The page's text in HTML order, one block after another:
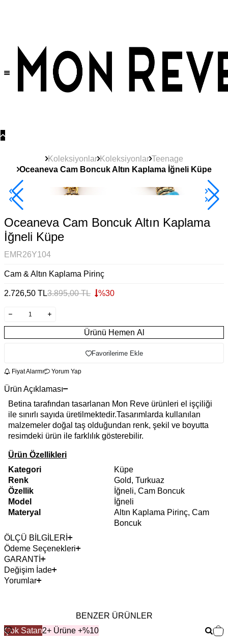
Koleksiyonlar Koleksiyonlar Teenage
Oceaneva Cam Boncuk Altın Kaplama İğneli Küpe
Yeni Ürün
Oceaneva Cam Boncuk Altın Kaplama
İğneli Küpe
EMR26Y104
Cam & Altın Kaplama Pirinç
2.726,50 TL3.895,00TL %30
Ürünü Hemen Al
Favorilerime Ekle
Fiyat Alarmı Yorum Yap
Ürün Açıklaması
Betina tarafından tasarlanan Mon Reve ürünleri el işçiliği
ile sınırlı sayıda üretilmektedir.Tasarımlarda kullanılan
malzemeler doğal taş olduğundan renk, şekil ve boyutta
resimdeki ürün ile farklılık gösterebilir.
Ürün Özellikleri
Kategori
Küpe
Renk
Gold, Turkuaz
Özellik
İğneli, Cam Boncuk
Model
İğneli
Materyal
Altın Kaplama Pirinç, Cam
Boncuk
ÖLÇÜ BİLGİLERİ
Ödeme Seçenekleri
GARANTİ
Değişim İade
Yorumlar
BENZER ÜRÜNLER
Çok Satan2+ Ürüne +%10